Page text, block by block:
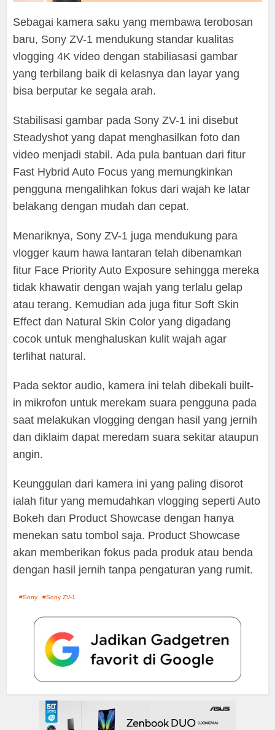
Sebagai kamera saku yang membawa terobosan
baru, Sony ZV-1 mendukung standar kualitas
vlogging 4K video dengan stabiliasasi gambar
yang terbilang baik di kelasnya dan layar yang
bisa berputar ke segala arah.
Stabilisasi gambar pada Sony ZV-1 ini disebut
Steadyshot yang dapat menghasilkan foto dan
video menjadi stabil. Ada pula bantuan dari fitur
Fast Hybrid Auto Focus yang memungkinkan
pengguna mengalihkan fokus dari wajah ke latar
belakang dengan mudah dan cepat.
Menariknya, Sony ZV-1 juga mendukung para
vlogger kaum hawa lantaran telah dibenamkan
fitur Face Priority Auto Exposure sehingga mereka
tidak khawatir dengan wajah yang terlalu gelap
atau terang. Kemudian ada juga fitur Soft Skin
Effect dan Natural Skin Color yang digadang
cocok untuk menghaluskan kulit wajah agar
terlihat natural.
Pada sektor audio, kamera ini telah dibekali built-
in mikrofon untuk merekam suara pengguna pada
saat melakukan vlogging dengan hasil yang jernih
dan diklaim dapat meredam suara sekitar ataupun
angin.
Keunggulan dari kamera ini yang paling disorot
ialah fitur yang memudahkan vlogging seperti Auto
Bokeh dan Product Showcase dengan hanya
menekan satu tombol saja. Product Showcase
akan memberikan fokus pada produk atau benda
dengan hasil jernih tanpa pengaturan yang rumit.
Sony Sony ZV-1